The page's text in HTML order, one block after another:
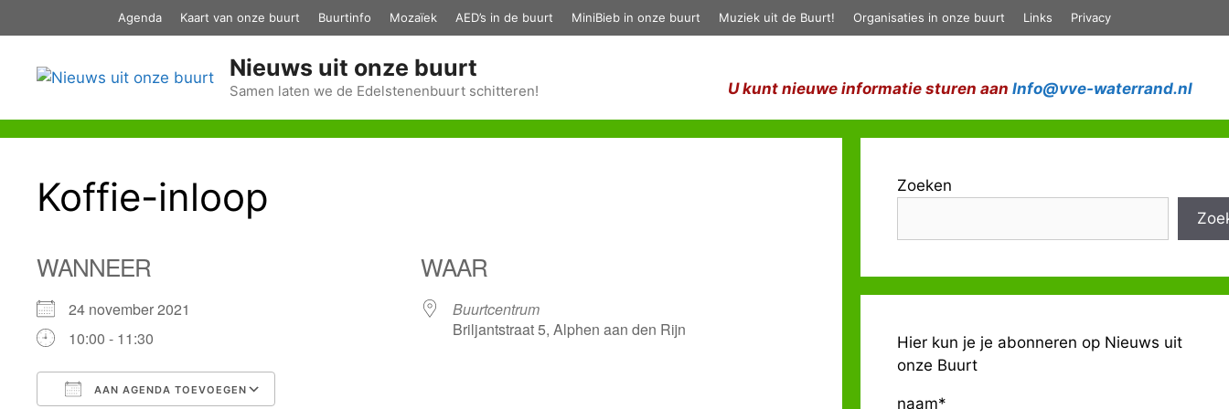
naar
inhoud
Agenda Kaart van onze buurt Buurtinfo Mozaïek AED’s in de buurt MiniBieb in onze buurt Muziek uit de Buurt! Organisaties in onze buurt Links Privacy
Nieuws uit onze buurt
Samen laten we de Edelstenenbuurt schitteren! U kunt nieuwe informatie sturen aan Info@vve-waterrand.nl
Koffie-inloop
WANNEER
24 november 2021
10:00 - 11:30
AAN AGENDA TOEVOEGEN
WAAR
Buurtcentrum
Briljantstraat 5, Alphen aan den Rijn
Zoeken
Hier kun je je abonneren op Nieuws uit
onze Buurt
naam*